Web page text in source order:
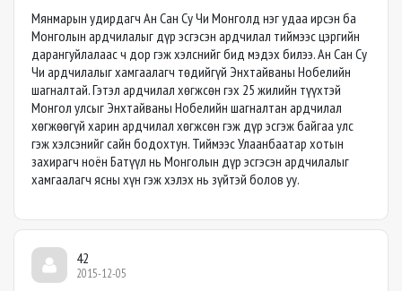
Мянмарын удирдагч Ан Сан Су Чи Монголд нэг удаа ирсэн ба
Монголын ардчилалыг дүр эсгэсэн ардчилал тиймээс цэргийн
дарангуйлалаас ч дор гэж хэлснийг бид мэдэх билээ. Ан Сан Су
Чи ардчилалыг хамгаалагч төдийгүй Энхтайваны Нобелийн
шагналтай. Гэтэл ардчилал хөгжсөн гэх 25 жилийн түүхтэй
Монгол улсыг Энхтайваны Нобелийн шагналтан ардчилал
хөгжөөгүй харин ардчилал хөгжсөн гэж дүр эсгэж байгаа улс
гэж хэлсэнийг сайн бодохтун. Тиймээс Улаанбаатар хотын
захирагч ноён Батүүл нь Монголын дүр эсгэсэн ардчилалыг
хамгаалагч ясны хүн гэж хэлэх нь зүйтэй болов уу.
42
2015-12-05